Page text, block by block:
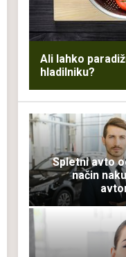
Ali lahko
hladilniku?
Spletni avto
način